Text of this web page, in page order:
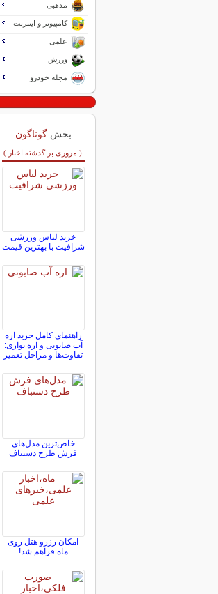
مذهبی
کامپیوتر و اینترنت
علمی
ورزش
مجله خودرو
بخش گوناگون
( مروری بر گذشته اخبار )
خرید لباس ورزشی
شرافیت با بهترین قیمت
راهنمای کامل خرید اره
آب صابونی و اره نواری:
تفاوت‌ها و مراحل تعمیر
خاص‌ترین مدل‌های
فرش طرح دستباف
امکان رزرو هتل روی
ماه فراهم شد!